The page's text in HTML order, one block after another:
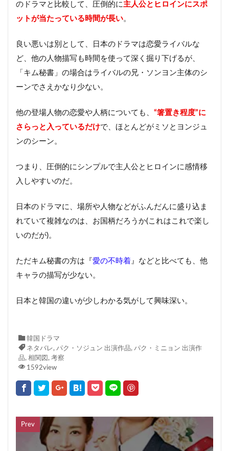
のドラマと比較して、圧倒的に主人公とヒロインにスポ
ットが当たっている時間が長い。
良い悪いは別として、日本のドラマは恋愛ライバルな
ど、他の人物描写も時間を使って深く掘り下げるが、
「キム秘書」の場合はライバルの兄・ソンヨン主体のシ
ーンでさえかなり少ない。
他の登場人物の恋愛や人柄についても、 “箸置き程度”に
さらっと入っているだけで、ほとんどがミソとヨンジュ
ンのシーン。
つまり、圧倒的にシンプルで主人公とヒロインに感情移
入しやすいのだ。
日本のドラマに、場所や人物などがふんだんに盛り込ま
れていて複雑なのは、お国柄だろうか(これはこれで楽し
いのだが)。
ただキム秘書の方は『 愛の不時着』などと比べても、他
キャラの描写が少ない。
日本と韓国の違いが少しわかる気がして興味深い。
韓国ドラマ
ネタバレ, パク・ソジュン 出演作品, パク・ミニョン 出演作
品, 相関図 , 考察
1592view
Prev